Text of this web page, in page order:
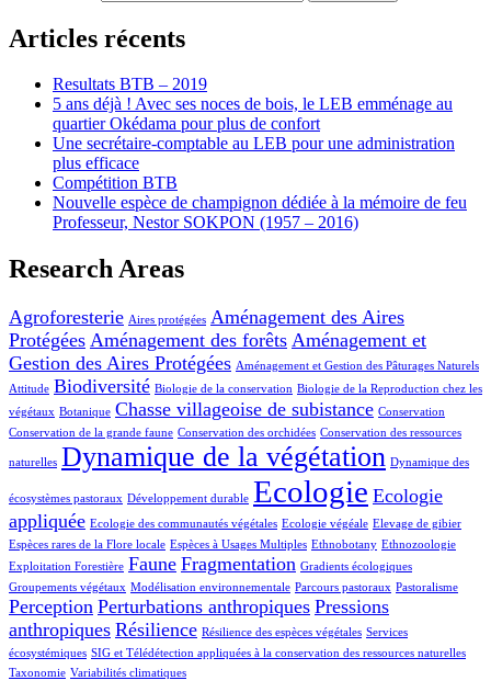
Articles récents
Resultats BTB – 2019
5 ans déjà ! Avec ses noces de bois, le LEB emménage au
quartier Okédama pour plus de confort
Une secrétaire-comptable au LEB pour une administration
plus efficace
Compétition BTB
Nouvelle espèce de champignon dédiée à la mémoire de feu
Professeur, Nestor SOKPON (1957 – 2016)
Research Areas
Agroforesterie Aires protégées Aménagement des Aires
Protégées Aménagement des forêts Aménagement et
Gestion des Aires Protégées Aménagement et Gestion des Pâturages Naturels
Attitude Biodiversité Biologie de la conservation Biologie de la Reproduction chez les
végétaux Botanique Chasse villageoise de subistance Conservation
Conservation de la grande faune Conservation des orchidées Conservation des ressources
naturelles Dynamique de la végétation Dynamique des
écosystèmes pastoraux Développement durable Ecologie Ecologie
appliquée Ecologie des communautés végétales Ecologie végéale Elevage de gibier
Espèces rares de la Flore locale Espèces à Usages Multiples Ethnobotany Ethnozoologie
Exploitation Forestière Faune Fragmentation Gradients écologiques
Groupements végétaux Modélisation environnementale Parcours pastoraux Pastoralisme
Perception Perturbations anthropiques Pressions
anthropiques Résilience Résilience des espèces végétales Services
écosystémiques SIG et Télédétection appliquées à la conservation des ressources naturelles
Taxonomie Variabilités climatiques